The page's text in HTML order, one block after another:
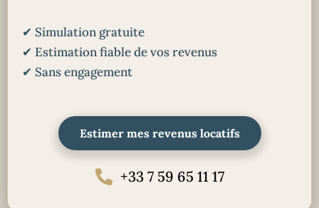
✔ Simulation gratuite
✔ Estimation fiable de vos revenus
✔ Sans engagement
Estimer mes revenus locatifs
+33 7 59 65 11 17